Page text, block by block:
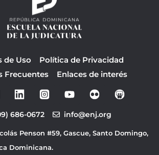
de Uso
Política de Privacidad
Frecuentes
Enlaces de interés
o
t
b
686-0672 info@enj.org
Penson #59, Gascue, Santo Domingo,
Dominicana.